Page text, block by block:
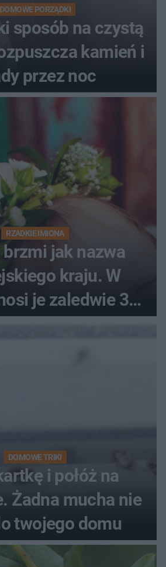
DOMOWE PORZĄDKI
sposób na czystą
kamień i
przez noc
RZADKIE IMIONA
jak nazwa
kraju. W
je zaledwie 3
kobiety
DOMOWE TRIKI
i połóż na
Żadna mucha nie
twojego domu